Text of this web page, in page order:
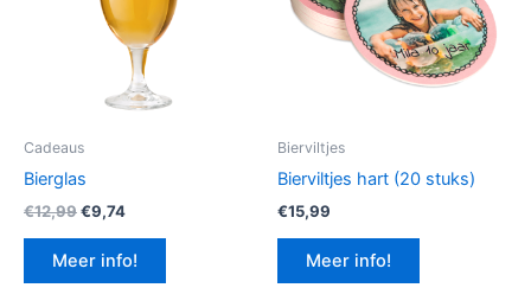
Cadeaus
Bierglas
€12,99Oorspronkelijke
was:
€12,99.
€9,74Huidige
is:
€9,74.
Meer info!
Bierviltjes
Bierviltjes hart (20 stuks)
€15,99
Meer info!